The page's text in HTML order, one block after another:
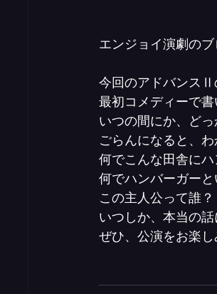
エンジョイ演劇の
今回のアドバンスⅡ
最初コメディーで
いつの間にか、ど
ごらんになると、
何でこんな田舎に
何でハンバーガー
この主人公って誰？
いつしか、本当の
ぜひ、公演をお楽